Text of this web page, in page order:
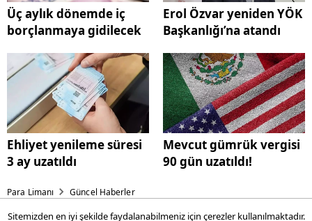
Üç aylık dönemde iç
borçlanmaya gidilecek
Erol Özvar yeniden YÖK
Başkanlığı’na atandı
Ehliyet yenileme süresi
3 ay uzatıldı
Mevcut gümrük vergisi
90 gün uzatıldı!
Para Limanı Güncel Haberler
Sitemizden en iyi şekilde faydalanabilmeniz için çerezler kullanılmaktadır.